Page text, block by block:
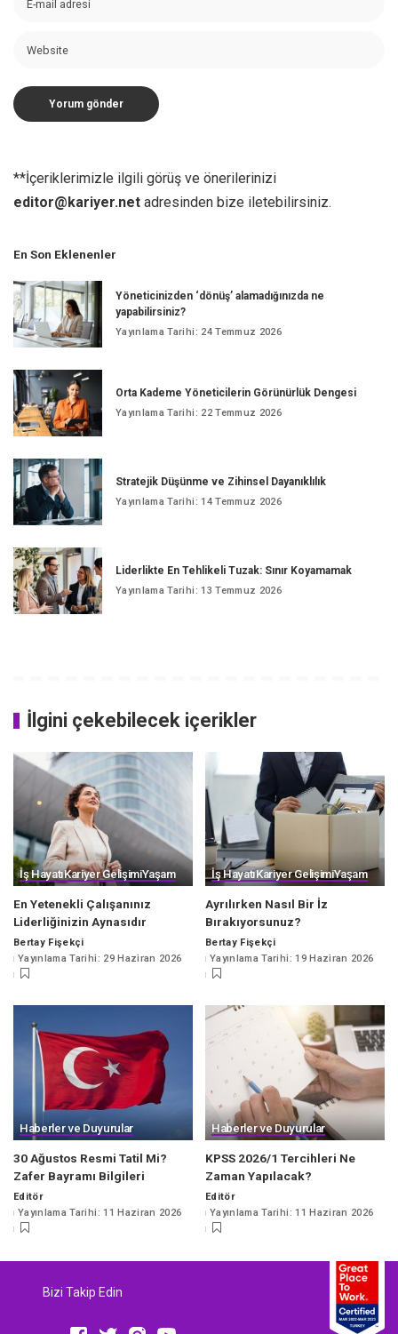
**İçeriklerimizle ilgili görüş ve önerilerinizi
editor@kariyer.net adresinden bize iletebilirsiniz.
En Son Eklenenler
Yöneticinizden ‘dönüş’ alamadığınızda ne
yapabilirsiniz?
Yayınlama Tarihi: 24 Temmuz 2026
Orta Kademe Yöneticilerin Görünürlük Dengesi
Yayınlama Tarihi: 22 Temmuz 2026
Stratejik Düşünme ve Zihinsel Dayanıklılık
Yayınlama Tarihi: 14 Temmuz 2026
Liderlikte En Tehlikeli Tuzak: Sınır Koyamamak
Yayınlama Tarihi: 13 Temmuz 2026
İlgini çekebilecek içerikler
İş HayatıKariyer GelişimiYaşam
En Yetenekli Çalışanınız
Liderliğinizin Aynasıdır
Posted
by
Bertay Fişekçi
Yayınlama Tarihi: 29 Haziran 2026
İş HayatıKariyer GelişimiYaşam
Ayrılırken Nasıl Bir İz
Bırakıyorsunuz?
Posted
by
Bertay Fişekçi
Yayınlama Tarihi: 19 Haziran 2026
Haberler ve Duyurular
30 Ağustos Resmi Tatil Mi?
Zafer Bayramı Bilgileri
Posted
by
Editör
Yayınlama Tarihi: 11 Haziran 2026
Haberler ve Duyurular
KPSS 2026/1 Tercihleri Ne
Zaman Yapılacak?
Posted
by
Editör
Yayınlama Tarihi: 11 Haziran 2026
Bizi Takip Edin